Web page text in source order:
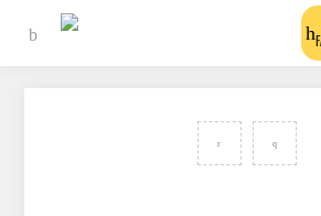
VOLTAR PARA TODOS OS